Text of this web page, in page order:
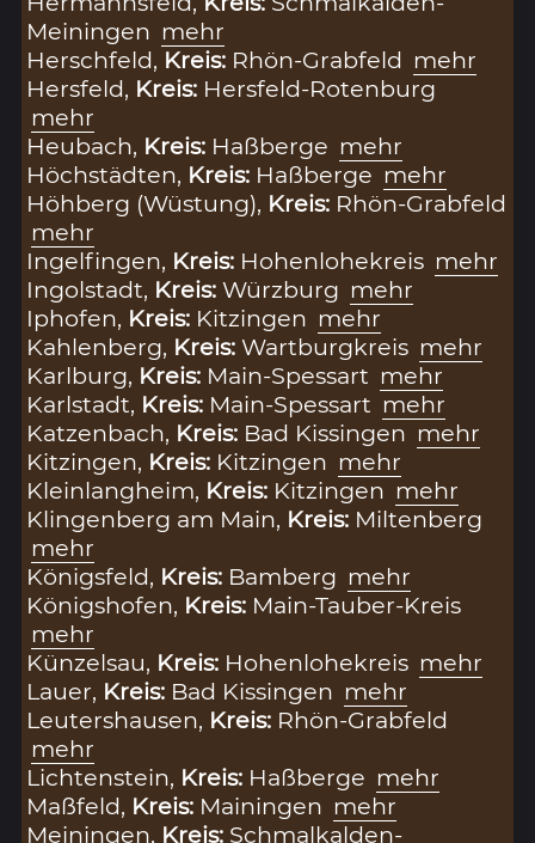
Meiningen mehr
Herschfeld, Kreis: Rhön-Grabfeld mehr
Hersfeld, Kreis: Hersfeld-Rotenburg
mehr
Heubach, Kreis: Haßberge mehr
Höchstädten, Kreis: Haßberge mehr
Höhberg (Wüstung), Kreis: Rhön-Grabfeld
mehr
Ingelfingen, Kreis: Hohenlohekreis mehr
Ingolstadt, Kreis:Würzburg mehr
Iphofen, Kreis: Kitzingen mehr
Kahlenberg, Kreis:Wartburgkreis mehr
Karlburg, Kreis: Main-Spessart mehr
Karlstadt, Kreis: Main-Spessart mehr
Katzenbach, Kreis: Bad Kissingen mehr
Kitzingen, Kreis: Kitzingen mehr
Kleinlangheim, Kreis: Kitzingen mehr
Klingenberg am Main, Kreis: Miltenberg
mehr
Königsfeld, Kreis: Bamberg mehr
Königshofen, Kreis: Main-Tauber-Kreis
mehr
Künzelsau, Kreis: Hohenlohekreis mehr
Lauer, Kreis: Bad Kissingen mehr
Leutershausen, Kreis: Rhön-Grabfeld
mehr
Lichtenstein, Kreis: Haßberge mehr
Maßfeld, Kreis: Mainingen mehr
Meiningen, Kreis: Schmalkalden-